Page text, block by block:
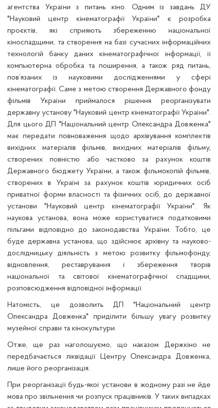
агентства України з питань кіно. Одним із завдань ДУ
"Науковий центр кінематографії України" є розробка
проєктів, які сприяють збереженню національної
кіноспадщини, та створення на базі сучасних інформаційних
технологій банку даних кінематографічної інформації, її
компьютерна обробка та поширення, а також ряд питань,
пов’язаних із науковими дослідженнями у сфері
кінематографії.Саме з метою створення Державного фонду
фільмів України приймалося рішення реорганізувати
державну установу "Науковий центр кінематографії України".
Для цього ДП "Національний центр Олександра Довженка"
має передати повноваження щодо архівування комплектів
вихідних матеріалів фільмів, вихідних матеріалів фільму,
створених повністю або частково за рахунок коштів
Державного бюджету України, а також фільмокопій фільмів,
створених в Україні за рахунок коштів юридичних осіб
приватної форми власності та фізичних осіб, до державної
установи "Науковий центр кінематографії України". Як
наукова установа, вона може користуватися податковими
пільгами відповідно до законодавства України. Тобто, це
буде державна установа, що здійснює архівну та науково-
дослідницьку діяльність з метою розвитку фільмофонду,
відновлення, реставрування і збереження творів
національної та світової кінематографічної спадщини,
розповсюдження відповідної інформації.
Натомість, це дозволить ДП "Національний центр
Олександра Довженка" приділити більшу увагу розвитку
музейної справи та кінокультури.
Отже, ще раз наголошуємо, що наказом Держкіно не
передбачається ліквідації Центру Олександра Довженка,
лише його реорганізація.
При реорганізації будь-якої установи в жодному разі не йде
мова про звільнення чи розпуск працівників. У таких випадках